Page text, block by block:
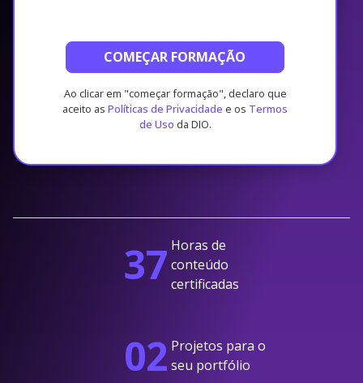
COMEÇAR FORMAÇÃO
Ao clicar em "começar formação", declaro que
aceito as Políticas de Privacidade e os Termos
de Uso da DIO.
37 Horas de
conteúdo
certificadas
02 Projetos para o
seu portfólio